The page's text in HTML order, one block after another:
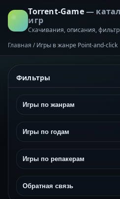
Torrent-Game—
игр
Скачивания, описания,
Главная / Игры в жанре Point-and-click
Фильтры
Игры по жанрам
Игры по годам
Игры по репакерам
Обратная связь